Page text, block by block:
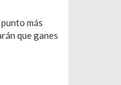
más
que ganes